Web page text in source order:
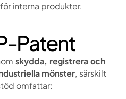
interna produkter.
Patent
skydda, registrera och
mönster, särskilt
omfattar: